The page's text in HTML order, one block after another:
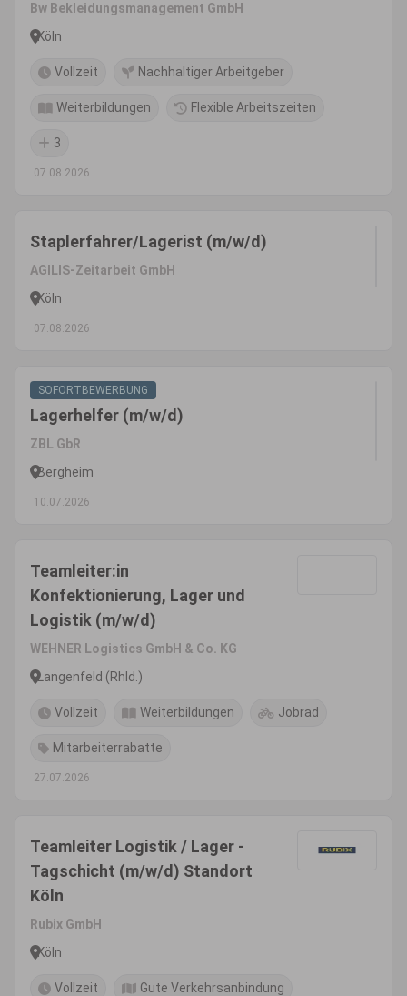
Bw Bekleidungsmanagement GmbH
Köln
Vollzeit Nachhaltiger Arbeitgeber
Weiterbildungen Flexible Arbeitszeiten
3
07.08.2026
Staplerfahrer/Lagerist (m/w/d)
AGILIS-Zeitarbeit GmbH
Köln
07.08.2026
SOFORTBEWERBUNG
Lagerhelfer (m/w/d)
ZBL GbR
Bergheim
10.07.2026
Teamleiter:in
Konfektionierung, Lager und
Logistik (m/w/d)
WEHNER Logistics GmbH & Co. KG
Langenfeld (Rhld.)
Vollzeit Weiterbildungen Jobrad
Mitarbeiterrabatte
27.07.2026
Teamleiter Logistik / Lager -
Tagschicht (m/w/d) Standort
Köln
Rubix GmbH
Köln
Vollzeit Gute Verkehrsanbindung